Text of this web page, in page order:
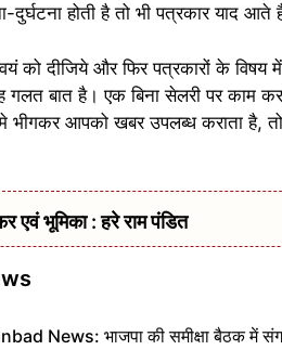
दुर्घटना होती है तो भी पत्रकार याद आते
को दीजिये और फिर पत्रकारों के
बात है। एक बिना सेलरी पर काम
भीगकर आपको खबर उपलब्ध कराता है,
एवं भूमिका : हरे राम पंडित
News: भाजपा की समीक्षा बैठक में